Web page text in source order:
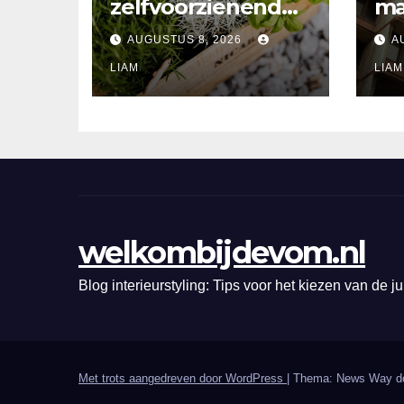
zelfvoorzienende
keuken ontwerpt
met indoor
kruidenkweek
AUGUSTUS 8, 2026
LIAM LIAM
welkombijdevom.nl
Blog interieurstyling: Tips voor het kiezen van de
Met trots aangedreven door WordPress Thema: News Way